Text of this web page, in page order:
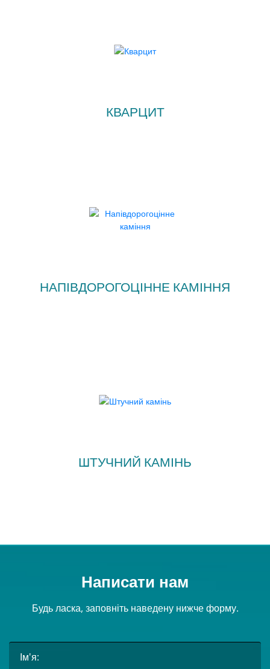
КВАРЦИТ
НАПІВДОРОГОЦІННЕ КАМІННЯ
ШТУЧНИЙ КАМІНЬ
Написати нам
Будь ласка, заповніть наведену нижче форму.